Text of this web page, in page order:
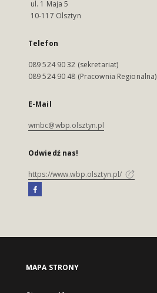
ul. 1 Maja 5
10-117 Olsztyn
Telefon
089 524 90 32 (sekretariat)
089 524 90 48 (Pracownia Regionalna)
E-Mail
wmbc@wbp.olsztyn.pl
Odwiedź nas!
https://www.wbp.olsztyn.pl/
MAPA STRONY